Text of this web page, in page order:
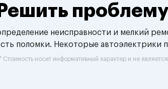
Решить проблему
неисправности и мелкий
поломки. Некоторые автоэлектрики
Стоимость носит информативный характер и не